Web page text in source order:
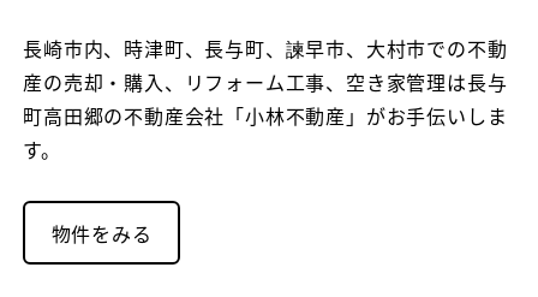
長崎市内、時津町、長与町、諫早市、大村市での不動
産の売却・購入、リフォーム工事、空き家管理は長与
町高田郷の不動産会社「小林不動産」がお手伝いしま
す。
物件をみる